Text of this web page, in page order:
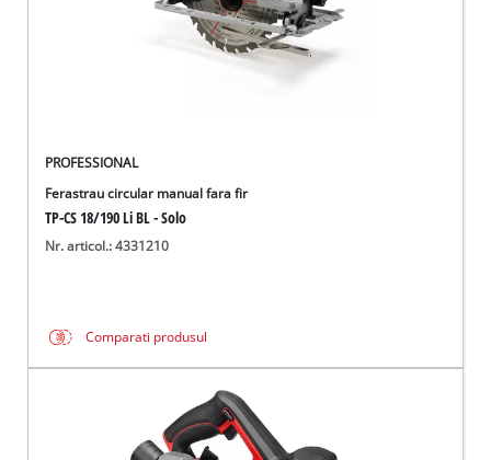
PROFESSIONAL
Ferastrau circular manual fara fir
TP-CS 18/190 Li BL - Solo
Nr. articol.: 4331210
Comparati produsul